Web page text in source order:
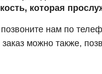
которая
нам по
можно также,